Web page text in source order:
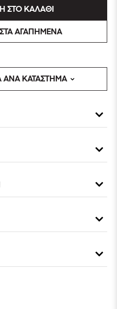
ΣΤΟ ΚΑΛΑΘΙ
ΑΓΑΠΗΜΕΝΑ
ΑΝΑ ΚΑΤΑΣΤΗΜΑ